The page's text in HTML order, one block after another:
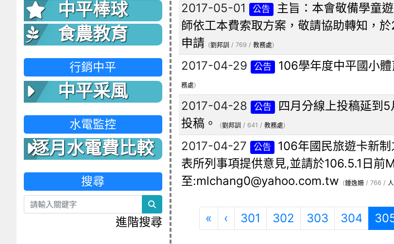
2017-05-01 公告
主旨：本會敬備學童
師依工本費索取方案，敬請協助轉知，
申請 (劉邦訓 / 769 / 教務處)
2017-04-29 公告 106學年度中平國小
務處)
2017-04-28 公告
四月分線上投稿延到
投稿。
(劉邦訓 / 641 / 教務處)
2017-04-27 公告
106年國民旅遊卡新
表所列事項提供意見,並請於106.5.1日前
至:mlchang0@yahoo.com.tw (鍾逸姍/ 766 /
« 第一頁
‹ 上一頁
301 302 303 304
中平棒球
食農教育
行銷中平
中平采風
水電監控
逐月水電費比較
表
搜尋
search
進階搜尋